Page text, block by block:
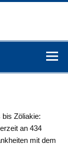
Zöliakie:
an 434
mit dem